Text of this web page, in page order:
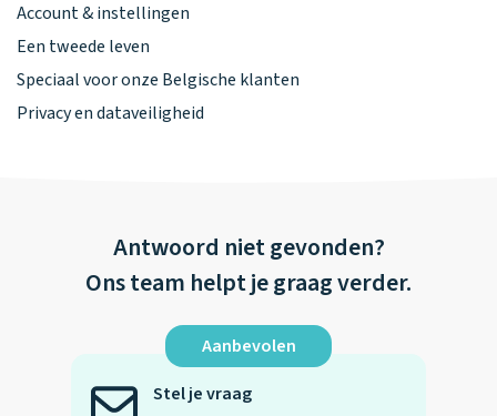
Account & instellingen
Een tweede leven
Speciaal voor onze Belgische klanten
Privacy en dataveiligheid
Antwoord niet gevonden?
Ons team helpt je graag verder.
Aanbevolen
Stel je vraag